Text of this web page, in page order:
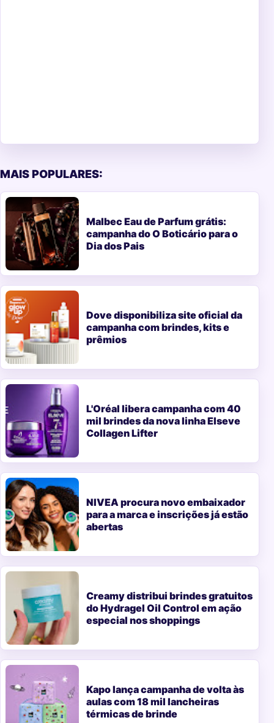
MAIS POPULARES:
Malbec Eau de Parfum grátis:
campanha do O Boticário para o
Dia dos Pais
Dove disponibiliza site oficial da
campanha com brindes, kits e
prêmios
L'Oréal libera campanha com 40
mil brindes da nova linha Elseve
Collagen Lifter
NIVEA procura novo embaixador
para a marca e inscrições já estão
abertas
Creamy distribui brindes gratuitos
do Hydragel Oil Control em ação
especial nos shoppings
Kapo lança campanha de volta às
aulas com 18 mil lancheiras
térmicas de brinde